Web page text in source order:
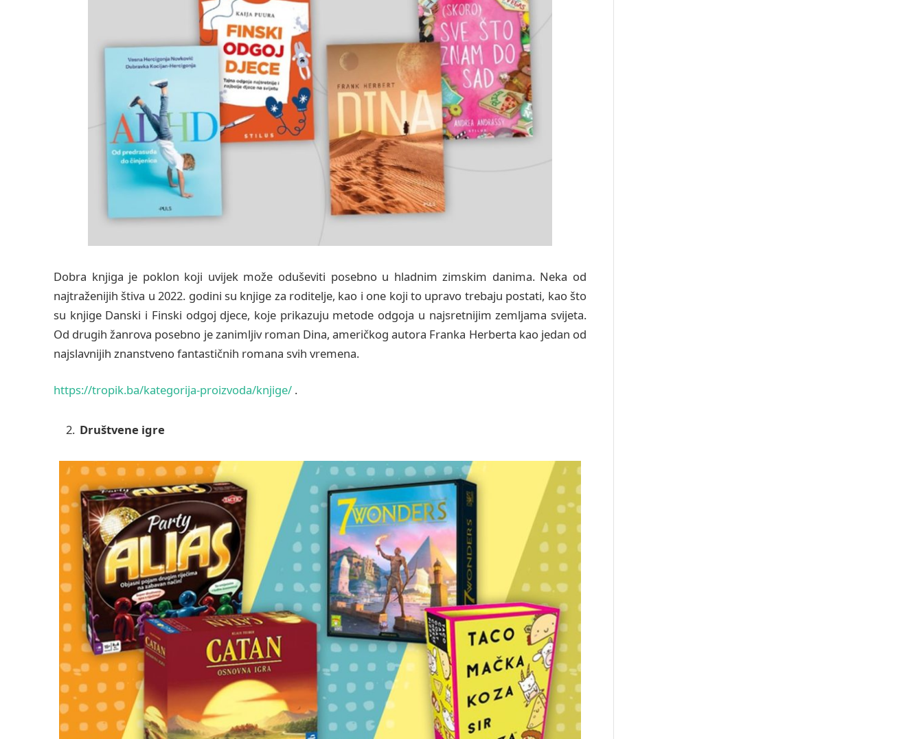
Dobra knjiga je poklon koji uvijek može oduševiti posebno u hladnim zimskim danima. Neka od
najtraženijih štiva u 2022. godini su knjige za roditelje, kao i one koji to upravo trebaju postati, kao što
su knjige Danski i Finski odgoj djece, koje prikazuju metode odgoja u najsretnijim zemljama svijeta.
Od drugih žanrova posebno je zanimljiv roman Dina, američkog autora Franka Herberta kao jedan od
najslavnijih znanstveno fantastičnih romana svih vremena.
https://tropik.ba/kategorija-proizvoda/knjige/ .
Društvene igre